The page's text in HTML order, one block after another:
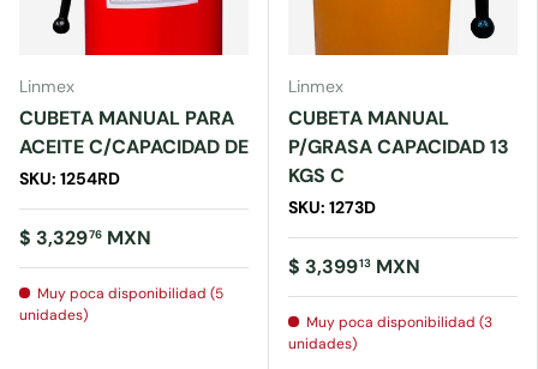
Linmex
CUBETA MANUAL PARA
ACEITE C/CAPACIDAD DE
SKU: 1254RD
$ 3,32976 MXN
Muy poca disponibilidad (5
unidades)
Linmex
CUBETA MANUAL
P/GRASA CAPACIDAD 13
KGS C
SKU: 1273D
$ 3,39913 MXN
Muy poca disponibilidad (3
unidades)